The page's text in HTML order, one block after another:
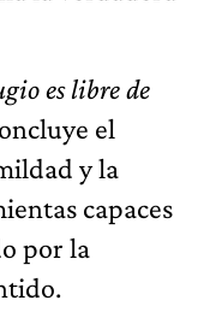
es libre de
el
y la
capaces
por la